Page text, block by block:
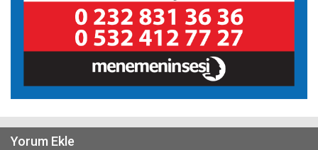
Yorum Ekle